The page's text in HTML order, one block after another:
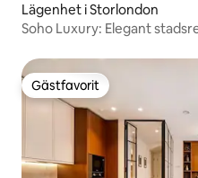
Lägenhet i Storlondon
Soho Luxury: Elegant
Gästfavorit
Gästfavorit